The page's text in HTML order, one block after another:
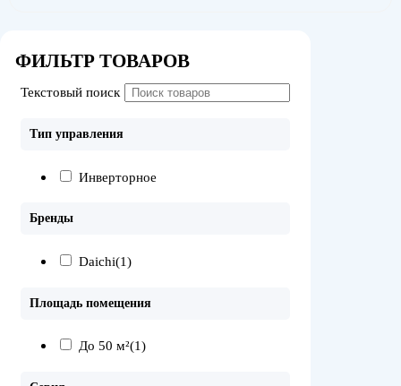
ФИЛЬТР ТОВАРОВ
Текстовый поиск
Тип управления
Инверторное
Бренды
Daichi(1)
Площадь помещения
До 50 м²(1)